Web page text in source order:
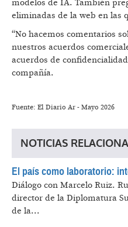
modelos de IA. También
eliminadas de la web en las
“No hacemos comentarios
nuestros acuerdos
acuerdos de
compañía.
Fuente: El Diario Ar - Mayo 2026
NOTICIAS
El país como laboratorio:
Diálogo con Marcelo Ruiz.
director de la Diplomatura
de la...